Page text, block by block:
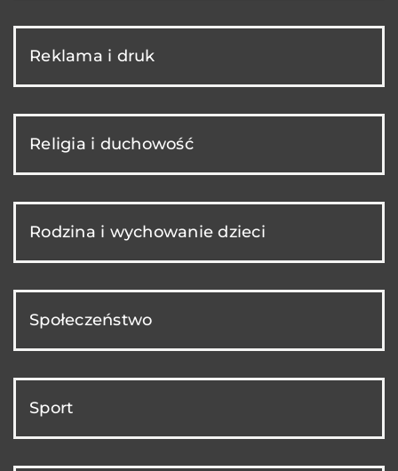
Reklama i druk
Religia i duchowość
Rodzina i wychowanie dzieci
Społeczeństwo
Sport